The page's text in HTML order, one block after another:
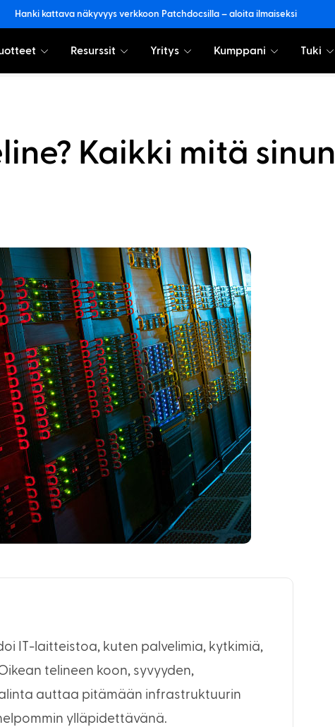
Hanki kattava näkyvyys verkkoon Patchdocsilla – aloita ilmaiseksi
Resurssit Yritys Kumppani Tuki
Kaikki mitä sinun
IT-laitteistoa, kuten palvelimia, kytkimiä,
telineen koon, syvyyden,
auttaa pitämään infrastruktuurin
ylläpidettävänä.